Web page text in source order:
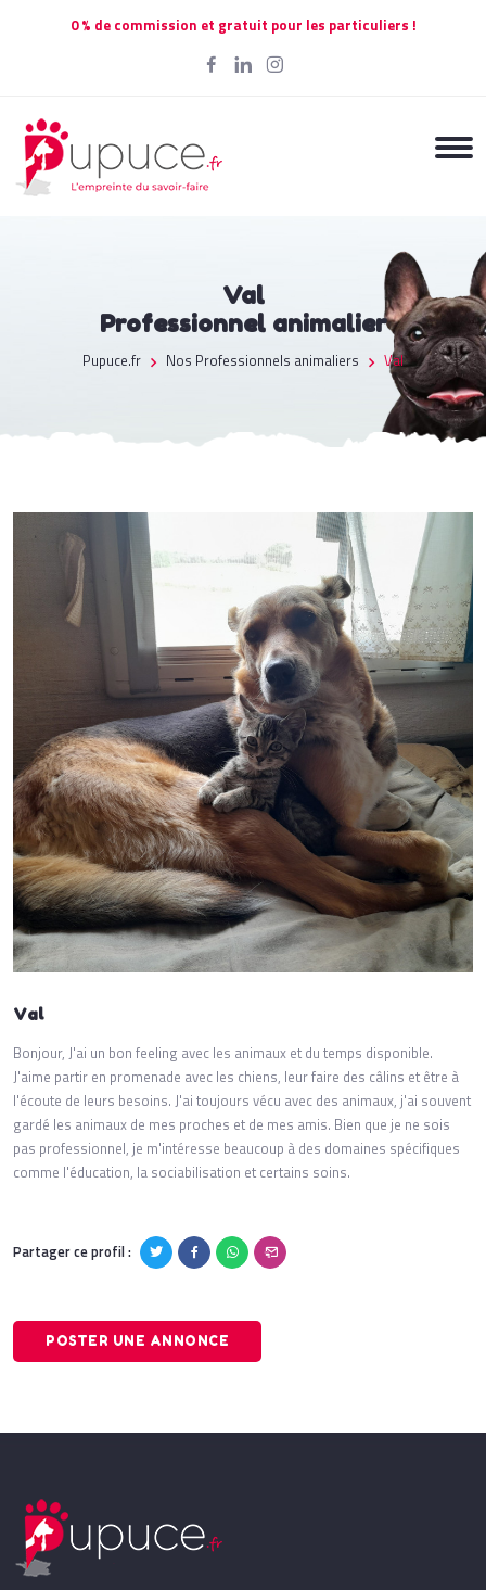
0 % de commission et gratuit pour les particuliers !
Val
Professionnel animalier
Pupuce.fr Nos Professionnels animaliers Val
Val
Bonjour, J'ai un bon feeling avec les animaux et du temps disponible.
J'aime partir en promenade avec les chiens, leur faire des câlins et être à
l'écoute de leurs besoins. J'ai toujours vécu avec des animaux, j'ai souvent
gardé les animaux de mes proches et de mes amis. Bien que je ne sois
pas professionnel, je m'intéresse beaucoup à des domaines spécifiques
comme l'éducation, la sociabilisation et certains soins.
Partager ce profil :
POSTER UNE ANNONCE